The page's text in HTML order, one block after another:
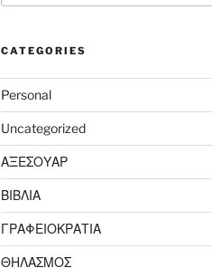
CATEGORIES
Personal
Uncategorized
ΑΞΕΣΟΥΑΡ
ΒΙΒΛΙΑ
ΓΡΑΦΕΙΟΚΡΑΤΙΑ
ΘΗΛΑΣΜΟΣ